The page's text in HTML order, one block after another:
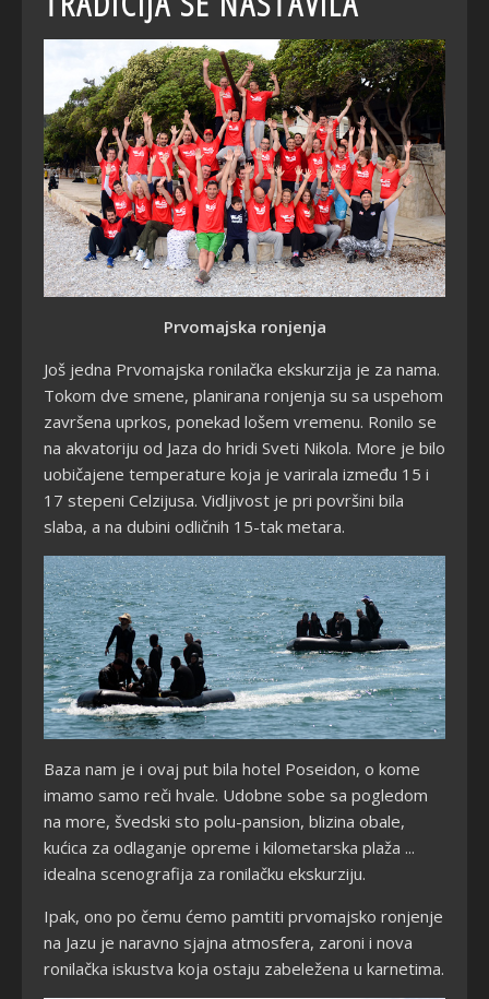
Prvomajska ronjenja
Još jedna Prvomajska ronilačka ekskurzija je za nama.
Tokom dve smene, planirana ronjenja su sa uspehom
završena uprkos, ponekad lošem vremenu. Ronilo se
na akvatoriju od Jaza do hridi Sveti Nikola. More je bilo
uobičajene temperature koja je varirala između 15 i
17 stepeni Celzijusa. Vidljivost je pri površini bila
slaba, a na dubini odličnih 15-tak metara.
Baza nam je i ovaj put bila hotel Poseidon, o kome
imamo samo reči hvale. Udobne sobe sa pogledom
na more, švedski sto polu-pansion, blizina obale,
kućica za odlaganje opreme i kilometarska plaža ...
idealna scenografija za ronilačku ekskurziju.
Ipak, ono po čemu ćemo pamtiti prvomajsko ronjenje
na Jazu je naravno sjajna atmosfera, zaroni i nova
ronilačka iskustva koja ostaju zabeležena u karnetima.